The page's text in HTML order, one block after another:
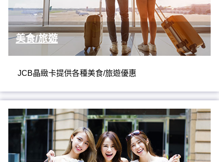
美食/旅遊
JCB晶緻卡提供各種美食/旅遊優惠